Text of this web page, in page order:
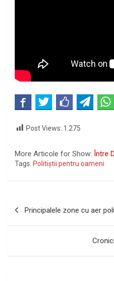
Post Views: 1.275
More Articole for Show: Între
Tags: Politiștii pentru oameni
Principalele zone cu aer